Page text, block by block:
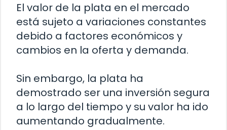
El valor de la plata en el mercado
está sujeto a variaciones constantes
debido a factores económicos y
cambios en la oferta y demanda.
Sin embargo, la plata ha
demostrado ser una inversión segura
a lo largo del tiempo y su valor ha ido
aumentando gradualmente.